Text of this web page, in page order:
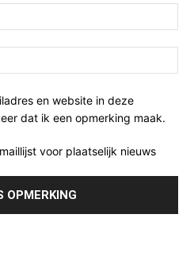
en website in deze
dat ik een opmerking maak.
voor plaatselijk nieuws